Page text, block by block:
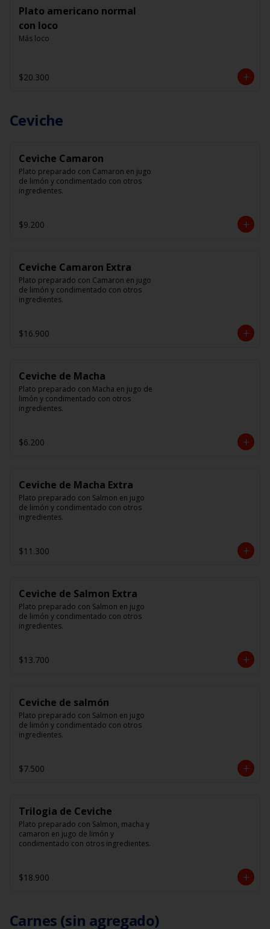
Plato americano normal
con loco
Más loco
$20.300
Ceviche
Ceviche Camaron
Plato preparado con Camaron en jugo
de limón y condimentado con otros
ingredientes.
$9.200
Ceviche Camaron Extra
Plato preparado con Camaron en jugo
de limón y condimentado con otros
ingredientes.
$16.900
Ceviche de Macha
Plato preparado con Macha en jugo de
limón y condimentado con otros
ingredientes.
$6.200
Ceviche de Macha Extra
Plato preparado con Salmon en jugo
de limón y condimentado con otros
ingredientes.
$11.300
Ceviche de Salmon Extra
Plato preparado con Salmon en jugo
de limón y condimentado con otros
ingredientes.
$13.700
Ceviche de salmón
Plato preparado con Salmon en jugo
de limón y condimentado con otros
ingredientes.
$7.500
Trilogia de Ceviche
Plato preparado con Salmon, macha y
camaron en jugo de limón y
condimentado con otros ingredientes.
$18.900
Carnes (sin agregado)